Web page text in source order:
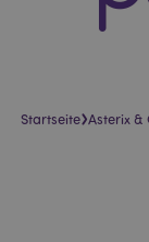
Startseite›Asterix &